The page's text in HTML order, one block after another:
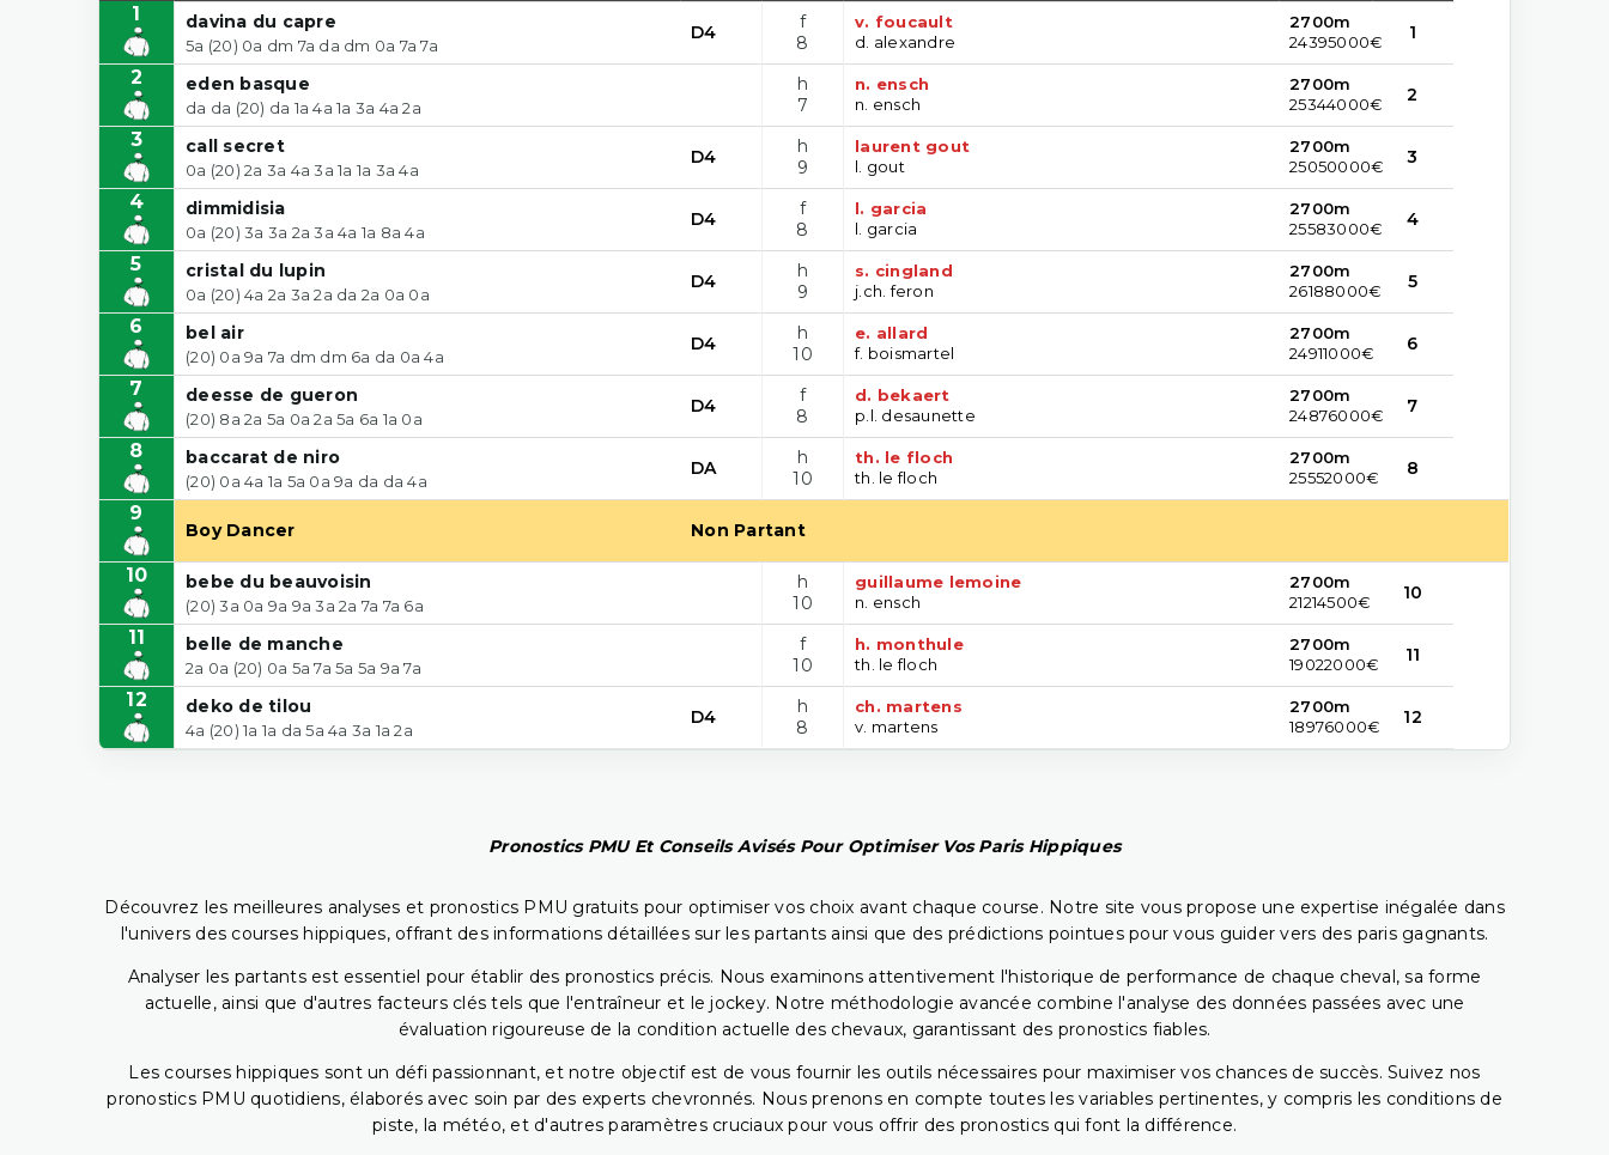
1 davina du capre
5a (20) 0a dm 7a da dm 0a 7a 7a
D4
f
8
v. foucault
d. alexandre
2700m
24395000€
1
2 eden basque
da da (20) da 1a 4a 1a 3a 4a 2a
h
7
n. ensch
n. ensch
2700m
25344000€
2
3 call secret
0a (20) 2a 3a 4a 3a 1a 1a 3a 4a
D4
h
9
laurent gout
l. gout
2700m
25050000€
3
4 dimmidisia
0a (20) 3a 3a 2a 3a 4a 1a 8a 4a
D4
f
8
l. garcia
l. garcia
2700m
25583000€
4
5 cristal du lupin
0a (20) 4a 2a 3a 2a da 2a 0a 0a
D4
h
9
s. cingland
j.ch. feron
2700m
26188000€
5
6 bel air
(20) 0a 9a 7a dm dm 6a da 0a 4a
D4
h
10
e. allard
f. boismartel
2700m
24911000€
6
7 deesse de gueron
(20) 8a 2a 5a 0a 2a 5a 6a 1a 0a
D4
f
8
d. bekaert
p.l. desaunette
2700m
24876000€
7
8 baccarat de niro
(20) 0a 4a 1a 5a 0a 9a da da 4a
DA
h
10
th. le floch
th. le floch
2700m
25552000€
8
9
Boy Dancer Non Partant
10 bebe du beauvoisin
(20) 3a 0a 9a 9a 3a 2a 7a 7a 6a
h
10
guillaume lemoine
n. ensch
2700m
21214500€
10
11 belle de manche
2a 0a (20) 0a 5a 7a 5a 5a 9a 7a
f
10
h. monthule
th. le floch
2700m
19022000€
11
12 deko de tilou
4a (20) 1a 1a da 5a 4a 3a 1a 2a
D4
h
8
ch. martens
v. martens
2700m
18976000€
12
Pronostics PMU Et Conseils Avisés Pour Optimiser Vos Paris Hippiques
Découvrez les meilleures analyses et pronostics PMU gratuits pour optimiser vos choix avant chaque course. Notre site vous propose une expertise inégalée dans
l'univers des courses hippiques, offrant des informations détaillées sur les partants ainsi que des prédictions pointues pour vous guider vers des paris gagnants.
Analyser les partants est essentiel pour établir des pronostics précis. Nous examinons attentivement l'historique de performance de chaque cheval, sa forme
actuelle, ainsi que d'autres facteurs clés tels que l'entraîneur et le jockey. Notre méthodologie avancée combine l'analyse des données passées avec une
évaluation rigoureuse de la condition actuelle des chevaux, garantissant des pronostics fiables.
Les courses hippiques sont un défi passionnant, et notre objectif est de vous fournir les outils nécessaires pour maximiser vos chances de succès. Suivez nos
pronostics PMU quotidiens, élaborés avec soin par des experts chevronnés. Nous prenons en compte toutes les variables pertinentes, y compris les conditions de
piste, la météo, et d'autres paramètres cruciaux pour vous offrir des pronostics qui font la différence.